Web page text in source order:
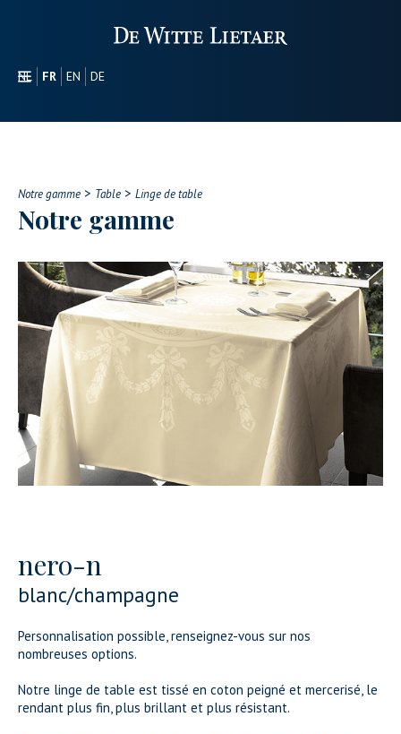
NL FR EN
DE
NOTRE GAMME
CONTACT
Notre gamme > Table > Linge de table
Notre gamme
nero-n
blanc/champagne
Personnalisation possible, renseignez-vous sur nos
nombreuses options.
Notre linge de table est tissé en coton peigné et mercerisé, le
rendant plus fin, plus brillant et plus résistant.